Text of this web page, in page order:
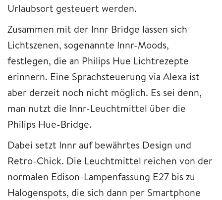
Urlaubsort gesteuert werden.
Zusammen mit der Innr Bridge lassen sich
Lichtszenen, sogenannte Innr-Moods,
festlegen, die an Philips Hue Lichtrezepte
erinnern. Eine Sprachsteuerung via Alexa ist
aber derzeit noch nicht möglich. Es sei denn,
man nutzt die Innr-Leuchtmittel über die
Philips Hue-Bridge.
Dabei setzt Innr auf bewährtes Design und
Retro-Chick. Die Leuchtmittel reichen von der
normalen Edison-Lampenfassung E27 bis zu
Halogenspots, die sich dann per Smartphone